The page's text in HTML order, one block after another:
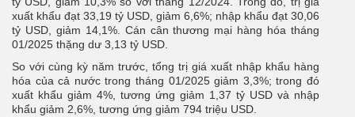
xuất khẩu đạt 33,19 tỷ USD, giảm 6,6%; nhập khẩu đạt 30,06
tỷ USD, giảm 14,1%. Cán cân thương mại hàng hóa tháng
01/2025 thặng dư 3,13 tỷ USD.
So với cùng kỳ năm trước, tổng trị giá xuất nhập khẩu hàng
hóa của cả nước trong tháng 01/2025 giảm 3,3%; trong đó
xuất khẩu giảm 4%, tương ứng giảm 1,37 tỷ USD và nhập
khẩu giảm 2,6%, tương ứng giảm 794 triệu USD.